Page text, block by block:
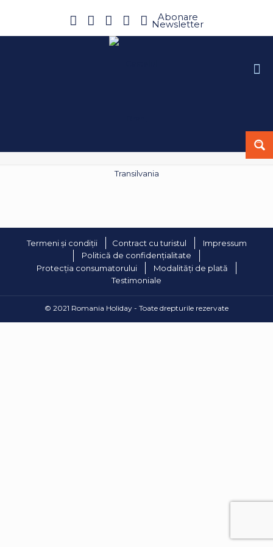
Abonare
Newsletter
Termeni și condiții Contract cu turistul
Impressum
Politică de confidențialitate
Protecția consumatorului
Modalități de plată
Testimoniale
© 2021 Romania Holiday - Toate drepturile rezervate